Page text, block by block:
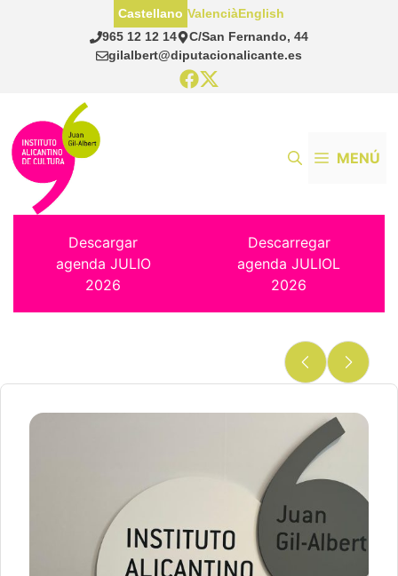
965 12 12 14
C/San Fernando, 44
gilalbert@diputacionalicante.es
Castellano ValenciàEnglish
MENÚ
Descargar
agenda JULIO
2026
Descarregar
agenda JULIOL
2026